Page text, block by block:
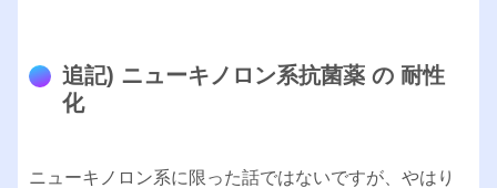
追記) ニューキノロン系抗菌薬 の 耐性
化
ニューキノロン系に限った話ではないですが、やはり